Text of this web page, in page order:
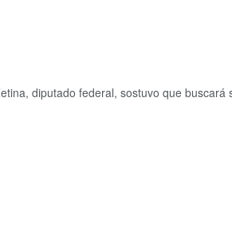
diputado federal, sostuvo que